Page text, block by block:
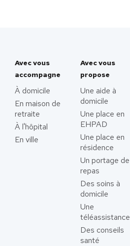
Avec vous
accompagne
À domicile
En maison de
retraite
À l'hôpital
En ville
Avec vous
propose
Une aide à
domicile
Une place en
EHPAD
Une place en
résidence
Un portage de
repas
Des soins à
domicile
Une
téléassistance
Des conseils
santé